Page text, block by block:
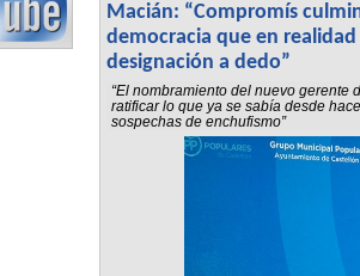
Macián: “Compromís
democracia que en
designación a dedo”
“El nombramiento del nuevo gerente
ratificar lo que ya se sabía desde
sospechas de enchufismo”